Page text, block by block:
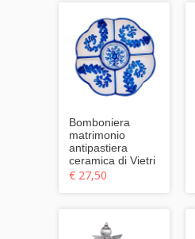
Bomboniera
matrimonio
antipastiera
ceramica di Vietri
€ 27,50